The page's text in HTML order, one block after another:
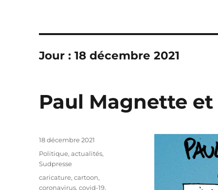
Jour :18 décembre 2021
Paul Magnette
Publié
18 décembre 2021
Catégories
Politique, actualités,
Sudpresse
Étiquettes
caricature,cartoon,
coronavirus,covid-19,